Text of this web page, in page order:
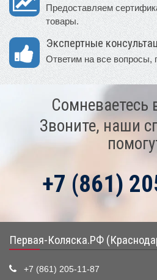
Предоставляем
товары.
Экспертные
Ответим на все вопросы,
Сомневаетесь
Звоните, наши
+7 (861)
Первая-Коляска.РФ
+7 (861) 205-11-87